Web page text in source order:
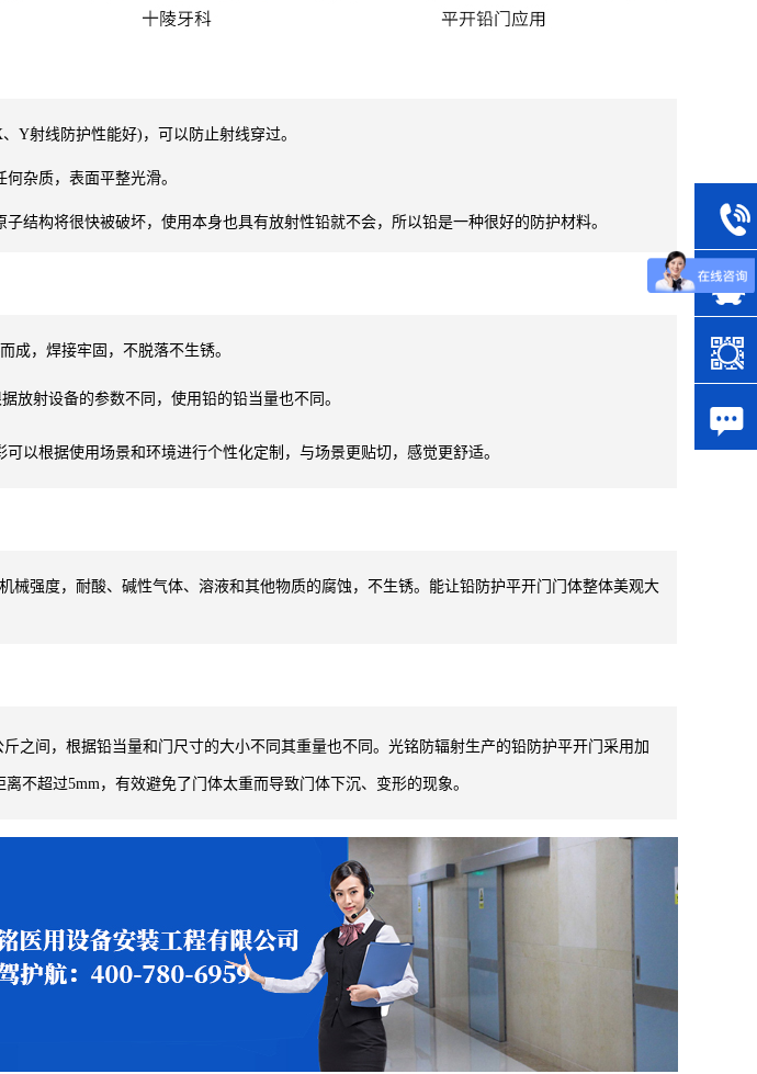
Y射线防护性能好)，可以防止射线穿过。
杂质，表面平整光滑。
结构将很快被破坏，使用本身也具有放射性铅就不会，所以铅是一种很好的防护材料。
成，焊接牢固，不脱落不生锈。
放射设备的参数不同，使用铅的铅当量也不同。
以根据使用场景和环境进行个性化定制， 与场景更贴切，感觉更舒适。
械强度，耐酸、碱性气体、溶液和其他物质的腐蚀，不生锈。能让铅防护平开门门体整体美观大
之间，根据铅当量和门尺寸的大小不同其重量也不同。光铭防辐射生产的铅防护平开门采用加
不超过5mm，有效避免了门体太重而导致门体下沉、变形的现象。



